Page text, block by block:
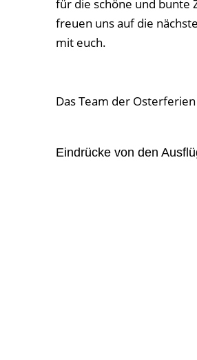
für die schöne und bunte
freuen uns auf die
mit euch.
Das Team der Osterferien
Eindrücke von den